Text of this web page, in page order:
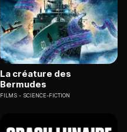
La créature des
Bermudes
FILMS SCIENCE-FICTION